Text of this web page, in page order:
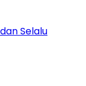
Selalu